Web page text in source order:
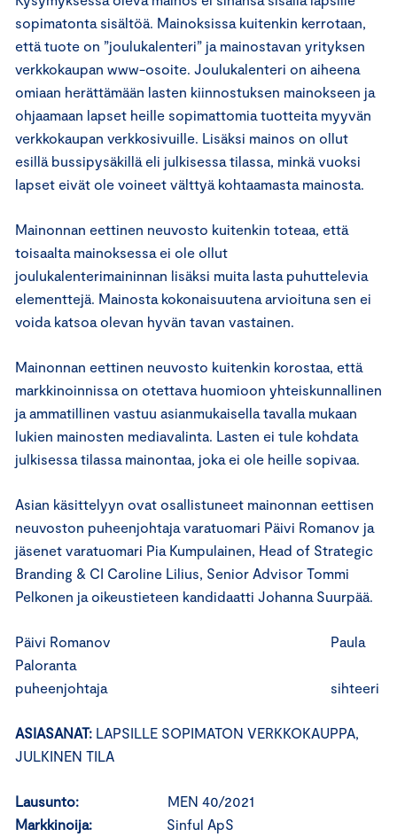
sopimatonta sisältöä. Mainoksissa kuitenkin kerrotaan,
että tuote on ”joulukalenteri” ja mainostavan yrityksen
verkkokaupan www-osoite. Joulukalenteri on aiheena
omiaan herättämään lasten kiinnostuksen mainokseen ja
ohjaamaan lapset heille sopimattomia tuotteita myyvän
verkkokaupan verkkosivuille. Lisäksi mainos on ollut
esillä bussipysäkillä eli julkisessa tilassa, minkä vuoksi
lapset eivät ole voineet välttyä kohtaamasta mainosta.
Mainonnan eettinen neuvosto kuitenkin toteaa, että
toisaalta mainoksessa ei ole ollut
joulukalenterimaininnan lisäksi muita lasta puhuttelevia
elementtejä. Mainosta kokonaisuutena arvioituna sen ei
voida katsoa olevan hyvän tavan vastainen.
Mainonnan eettinen neuvosto kuitenkin korostaa, että
markkinoinnissa on otettava huomioon yhteiskunnallinen
ja ammatillinen vastuu asianmukaisella tavalla mukaan
lukien mainosten mediavalinta. Lasten ei tule kohdata
julkisessa tilassa mainontaa, joka ei ole heille sopivaa.
Asian käsittelyyn ovat osallistuneet mainonnan eettisen
neuvoston puheenjohtaja varatuomari Päivi Romanov ja
jäsenet varatuomari Pia Kumpulainen, Head of Strategic
Branding & CI Caroline Lilius, Senior Advisor Tommi
Pelkonen ja oikeustieteen kandidaatti Johanna Suurpää.
Päivi Romanov Paula
Paloranta
puheenjohtaja sihteeri
ASIASANAT: LAPSILLE SOPIMATON VERKKOKAUPPA,
JULKINEN TILA
Lausunto: MEN 40/2021
Markkinoija: Sinful ApS